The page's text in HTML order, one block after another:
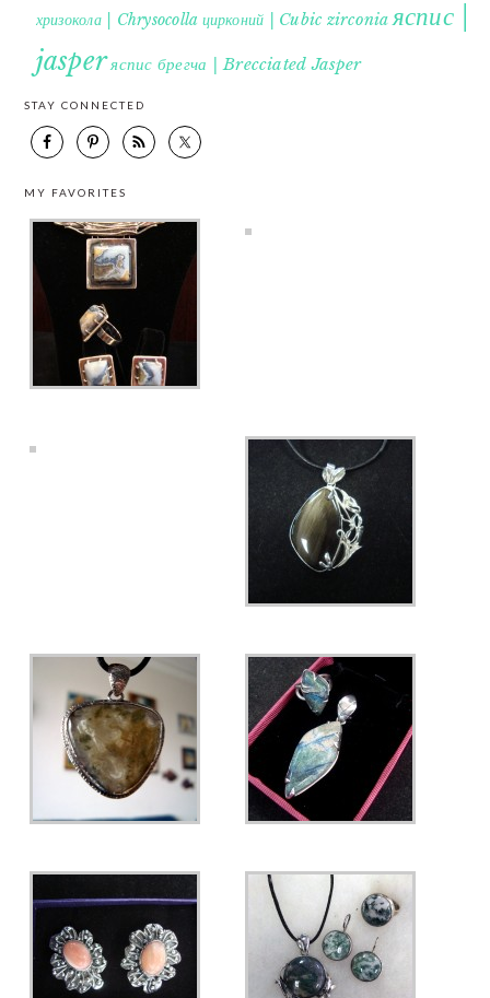
хризокола | Chrysocolla цирконий | Cubic zirconia яспис |
jasperяспис брегча | Brecciated Jasper
STAY CONNECTED
MY FAVORITES